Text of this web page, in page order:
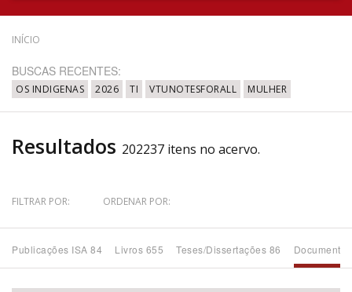
Data do Documento
Até
Povo Indígena
INÍCIO
BUSCAS RECENTES:
OS INDIGENAS 2026 TI VTUNOTESFORALL MULHER
Resultados 202237 itens no acervo.
FILTRAR POR: ORDENAR POR:
Publicações ISA 84 Livros 655 Teses/Dissertações 86